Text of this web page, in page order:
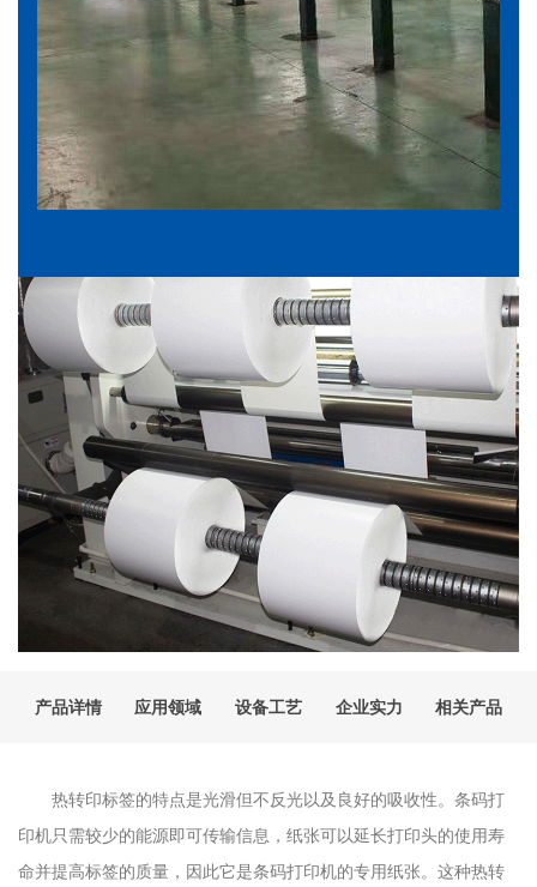
产品详情 应用领域 设备工艺 企业实力 相关产品
热转印标签的特点是光滑但不反光以及良好的吸收性。条码打
印机只需较少的能源即可传输信息，纸张可以延长打印头的使用寿
命并提高标签的质量，因此它是条码打印机的专用纸张。这种热转